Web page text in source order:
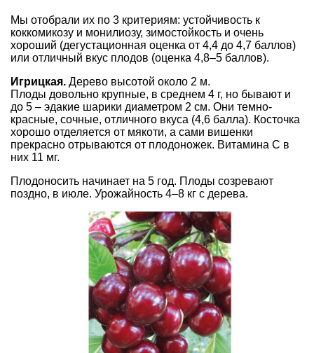
Мы отобрали их по 3 критериям: устойчивость к
коккомикозу и монилиозу, зимостойкость и очень
хороший (дегустационная оценка от 4,4 до 4,7 баллов)
или отличный вкус плодов (оценка 4,8–5 баллов).
Игрицкая. Дерево высотой около 2 м.
Плоды довольно крупные, в среднем 4 г, но бывают и
до 5 – эдакие шарики диаметром 2 см. Они темно-
красные, сочные, отличного вкуса (4,6 балла). Косточка
хорошо отделяется от мякоти, а сами вишенки
прекрасно отрываются от плодоножек. Витамина С в
них 11 мг.
Плодоносить начинает на 5 год. Плоды созревают
поздно, в июле. Урожайность 4–8 кг с дерева.